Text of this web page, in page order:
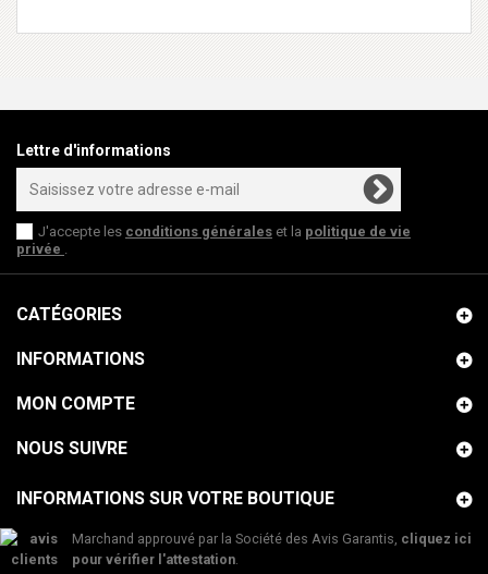
Lettre d'informations
J'accepte les conditions générales et la politique de vie
privée
CATÉGORIES
INFORMATIONS
MON COMPTE
NOUS SUIVRE
INFORMATIONS SUR VOTRE BOUTIQUE
Marchand approuvé par la Société des Avis Garantis, cliquez ici
pour vérifier l'attestation